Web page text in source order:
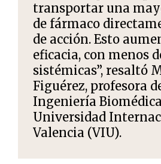
transportar una
de fármaco
de acción. Esto
eficacia, con menos
sistémicas”, resaltó
Figuérez, profesora
Ingeniería
Universidad
Valencia (VIU).